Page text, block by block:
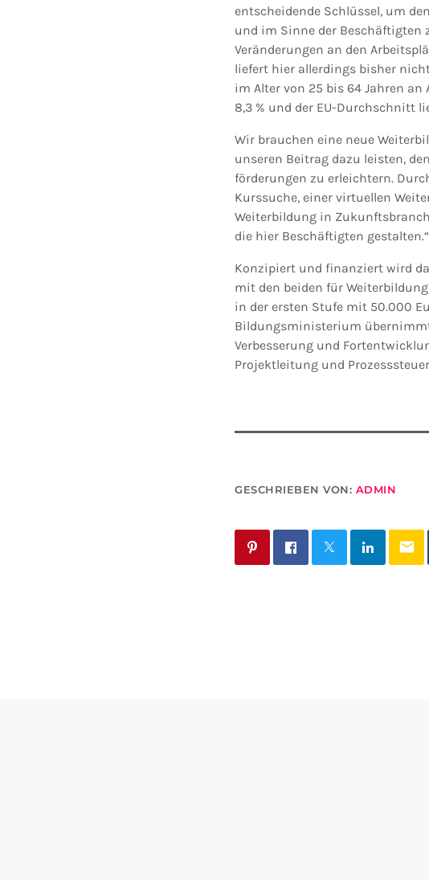
entscheidende Schlüssel, um
und im Sinne der Beschäftigten
Veränderungen an den
liefert hier allerdings bisher
im Alter von 25 bis 64 Jahren
8,3 % und der EU-Durchschnitt
Wir brauchen eine neue
unseren Beitrag dazu leisten,
förderungen zu erleichtern.
Kurssuche, einer virtuellen
Weiterbildung in
die hier Beschäftigten gestalten.“
Konzipiert und finanziert wird
mit den beiden für
in der ersten Stufe mit 50.000
Bildungsministerium
Verbesserung und
Projektleitung und
GESCHRIEBEN VON: ADMIN
email